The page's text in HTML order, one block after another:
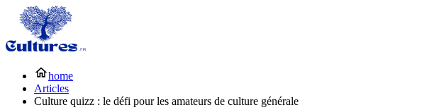
home
Articles
Culture quizz : le défi pour les amateurs de culture générale